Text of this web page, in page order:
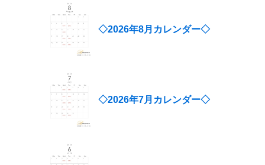
◇2026年8月カレンダー◇
◇2026年7月カレンダー◇